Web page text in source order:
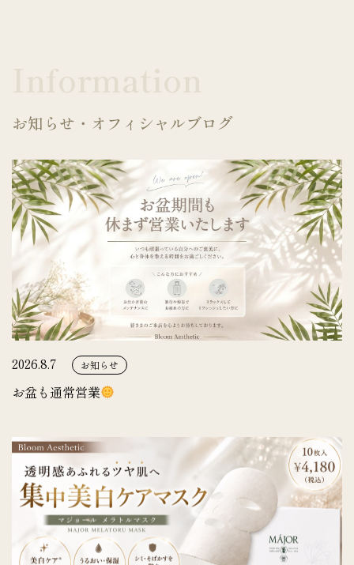
お知らせ・オフィシャルブログ
2026.8.7 お知らせ
お盆も通常営業